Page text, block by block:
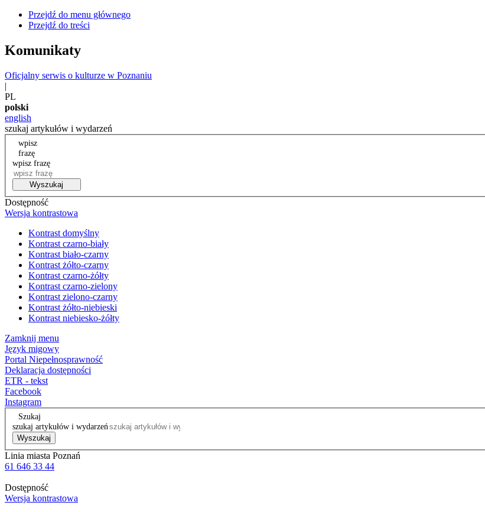
Przejdź do menu głównego
Przejdź do treści
Komunikaty
Oficjalny serwis o kulturze w Poznaniu
|
PL
polski
english
szukaj artykułów i wydarzeń
wpisz
frazę
wpisz frazę
Wyszukaj
Dostępność
Wersja kontrastowa
Kontrast domyślny
Kontrast czarno-biały
Kontrast biało-czarny
Kontrast żółto-czarny
Kontrast czarno-żółty
Kontrast czarno-zielony
Kontrast zielono-czarny
Kontrast żółto-niebieski
Kontrast niebiesko-żółty
Zamknij menu
Język migowy
Portal Niepełnosprawność
Deklaracja dostępności
ETR - tekst
Facebook
Instagram
Szukaj
szukaj artykułów i wydarzeń
Wyszukaj
Linia miasta Poznań
61 646 33 44
Dostępność
Wersja kontrastowa